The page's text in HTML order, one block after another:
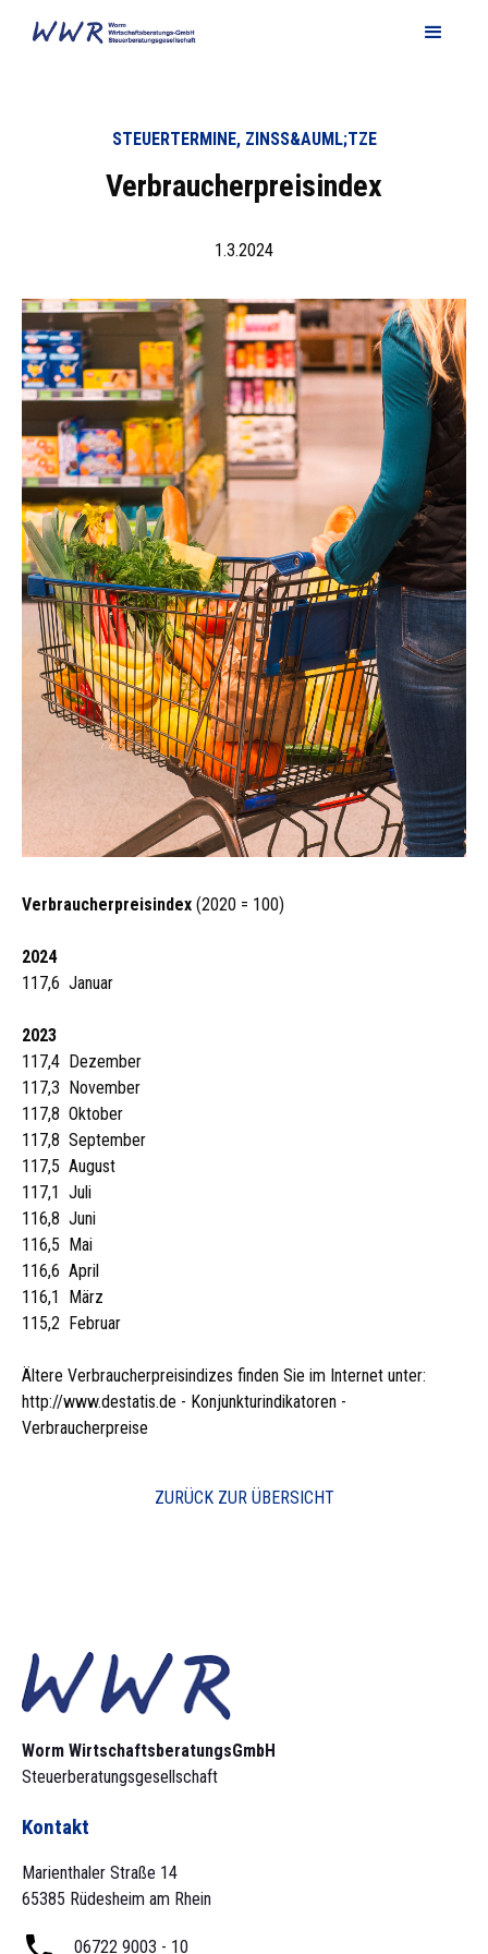
STEUERTERMINE, ZINSS&AUML;TZE
Verbraucherpreisindex
1.3.2024
Verbraucherpreisindex (2020 = 100)
2024
117,6 Januar
2023
117,4 Dezember
117,3 November
117,8 Oktober
117,8 September
117,5 August
117,1 Juli
116,8 Juni
116,5 Mai
116,6 April
116,1 März
115,2 Februar
Ältere Verbraucherpreisindizes finden Sie im Internet unter:
http://www.destatis.de - Konjunkturindikatoren -
Verbraucherpreise
ZURÜCK ZUR ÜBERSICHT
Worm Wirtschaftsberatungs­GmbH
Steuerberatungsgesellschaft
Kontakt
Marienthaler Straße 14
65385 Rüdesheim am Rhein
06722 9003 - 10